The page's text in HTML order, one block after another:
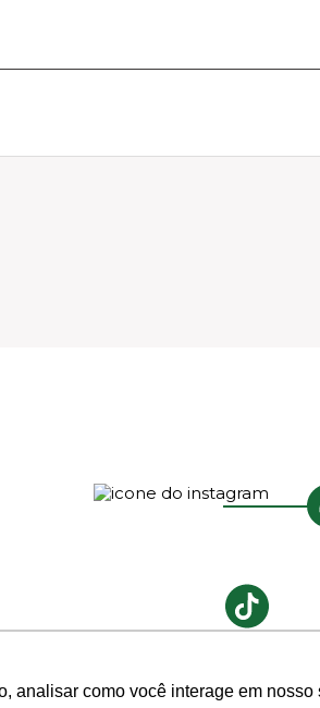
analisar como você interage em